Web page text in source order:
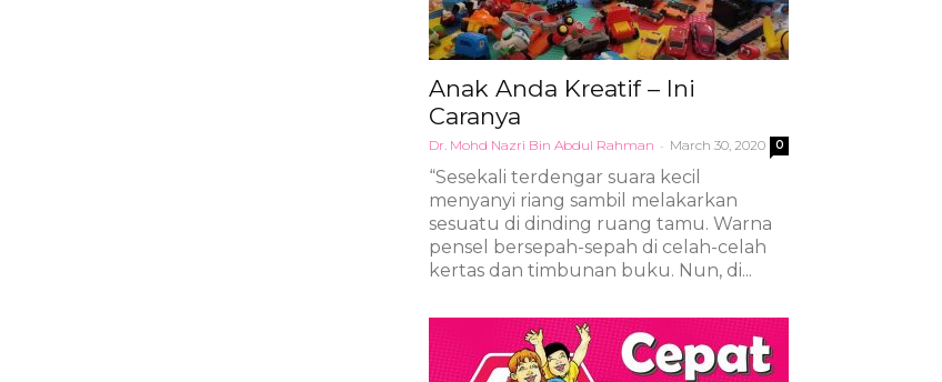
Anak Anda Kreatif – Ini
Caranya
Dr. Mohd Nazri Bin Abdul Rahman - March 30, 2020 0
“Sesekali terdengar suara kecil
menyanyi riang sambil melakarkan
sesuatu di dinding ruang tamu. Warna
pensel bersepah-sepah di celah-celah
kertas dan timbunan buku. Nun, di...